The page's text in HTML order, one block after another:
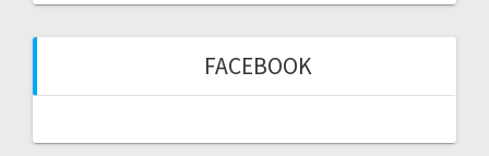
FACEBOOK